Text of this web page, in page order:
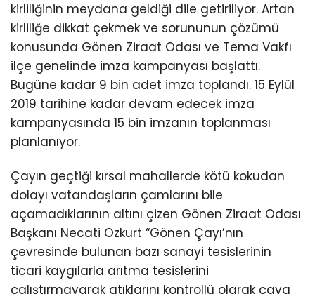
kirliliğinin meydana geldiği dile getiriliyor. Artan
kirliliğe dikkat çekmek ve sorununun çözümü
konusunda Gönen Ziraat Odası ve Tema Vakfı
ilçe genelinde imza kampanyası başlattı.
Bugüne kadar 9 bin adet imza toplandı. 15 Eylül
2019 tarihine kadar devam edecek imza
kampanyasında 15 bin imzanın toplanması
planlanıyor.
Çayın geçtiği kırsal mahallerde kötü kokudan
dolayı vatandaşların çamlarını bile
açamadıklarının altını çizen Gönen Ziraat Odası
Başkanı Necati Özkurt “Gönen Çayı’nın
çevresinde bulunan bazı sanayi tesislerinin
ticari kaygılarla arıtma tesislerini
çalıştırmayarak atıklarını kontrollü olarak çaya